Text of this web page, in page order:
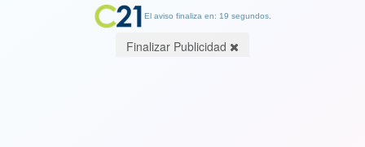
El aviso finaliza en: 18 segundos.
Finalizar Publicidad